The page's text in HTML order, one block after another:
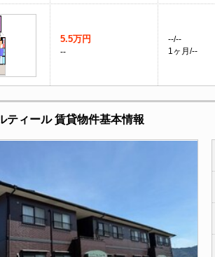
5.5万円
--
--/--
1ヶ月/--
ティール 賃貸物件基本情報